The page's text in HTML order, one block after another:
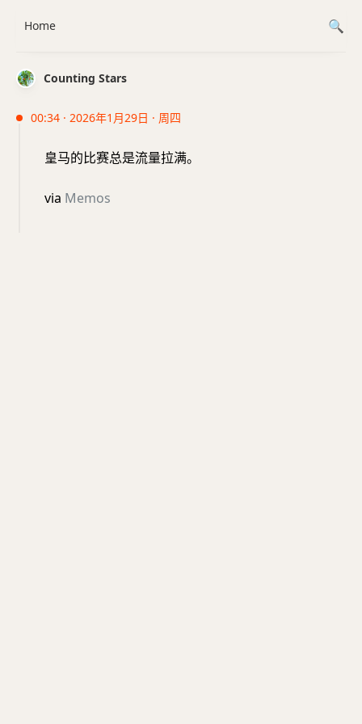
Counting Stars
00:34 · 2026年1月29日 · 周四
皇马的比赛总是流量拉满。
via Memos
Home